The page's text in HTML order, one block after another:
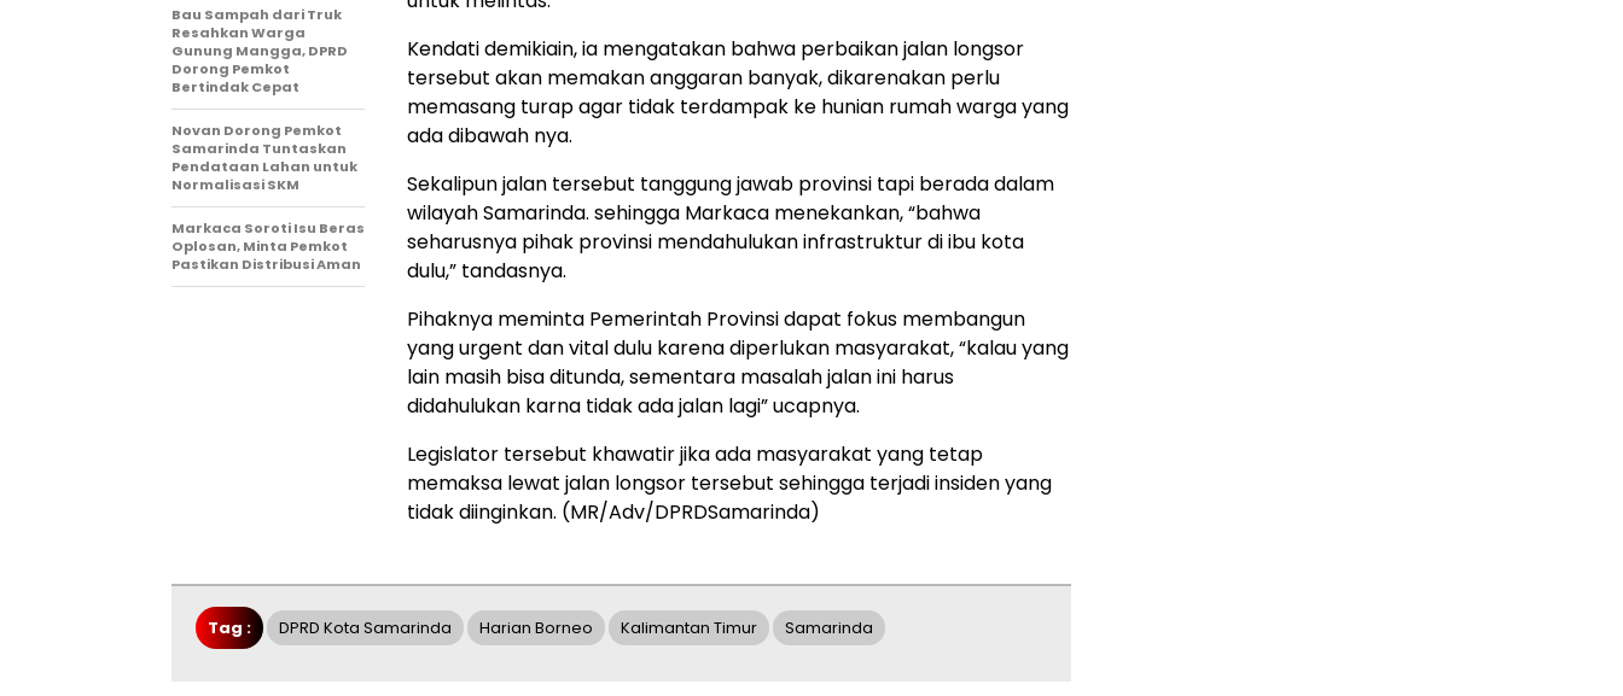
Kendati demikiain, ia mengatakan bahwa perbaikan jalan longsor
tersebut akan memakan anggaran banyak, dikarenakan perlu
memasang turap agar tidak terdampak ke hunian rumah warga yang
ada dibawah nya.
Sekalipun jalan tersebut tanggung jawab provinsi tapi berada dalam
wilayah Samarinda. sehingga Markaca menekankan, “bahwa
seharusnya pihak provinsi mendahulukan infrastruktur di ibu kota
dulu,” tandasnya.
Pihaknya meminta Pemerintah Provinsi dapat fokus membangun
yang urgent dan vital dulu karena diperlukan masyarakat, “kalau yang
lain masih bisa ditunda, sementara masalah jalan ini harus
didahulukan karna tidak ada jalan lagi” ucapnya.
Legislator tersebut khawatir jika ada masyarakat yang tetap
memaksa lewat jalan longsor tersebut sehingga terjadi insiden yang
tidak diinginkan. (MR/Adv/DPRDSamarinda)
Bau Sampah dari Truk
Resahkan Warga
Gunung Mangga, DPRD
Dorong Pemkot
Bertindak Cepat
Novan Dorong Pemkot
Samarinda Tuntaskan
Pendataan Lahan untuk
Normalisasi SKM
Markaca Soroti Isu Beras
Oplosan, Minta Pemkot
Pastikan Distribusi Aman
Tag : DPRD Kota Samarinda Harian Borneo Kalimantan Timur Samarinda